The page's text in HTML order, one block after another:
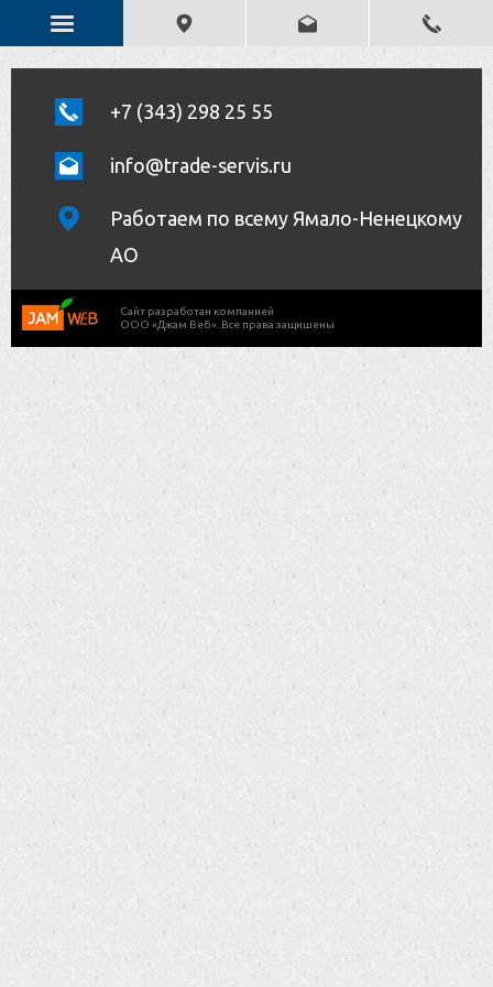
Работаем по всему Ямало-Ненецкому
АО
+7 (343) 298 25 55
info@trade-servis.ru
Cайт разработан компанией
ООО «Джам Веб». Все права защишены